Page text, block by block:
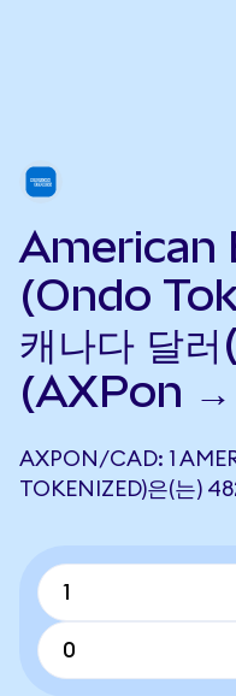
American
(Ondo
캐나다 달
(AXPon →
AXPON/CAD: 1
TOKENIZED)은(는)